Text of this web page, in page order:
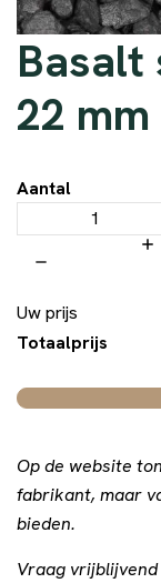
Basalt
22
Aantal
Uw prijs
Totaalprijs
Op de website
fabrikant, maar
bieden.
Vraag